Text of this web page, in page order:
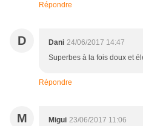
Répondre
D Dani 24/06/2017 14:47
Superbes à la fois doux et
Répondre
M Migui 23/06/2017 11:06